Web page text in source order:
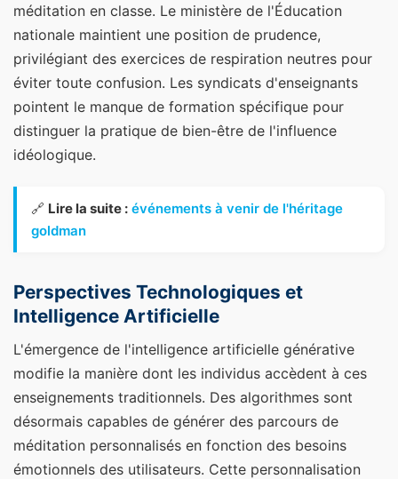
méditation en classe. Le ministère de l'Éducation
nationale maintient une position de prudence,
privilégiant des exercices de respiration neutres pour
éviter toute confusion. Les syndicats d'enseignants
pointent le manque de formation spécifique pour
distinguer la pratique de bien-être de l'influence
idéologique.
🔗 Lire la suite : événements à venir de l'héritage
goldman
Perspectives Technologiques et
Intelligence Artificielle
L'émergence de l'intelligence artificielle générative
modifie la manière dont les individus accèdent à ces
enseignements traditionnels. Des algorithmes sont
désormais capables de générer des parcours de
méditation personnalisés en fonction des besoins
émotionnels des utilisateurs. Cette personnalisation